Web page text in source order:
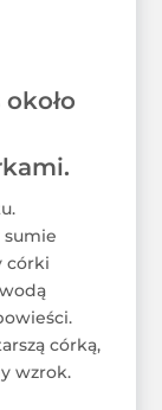
sumie
córki
córką,
wzrok.